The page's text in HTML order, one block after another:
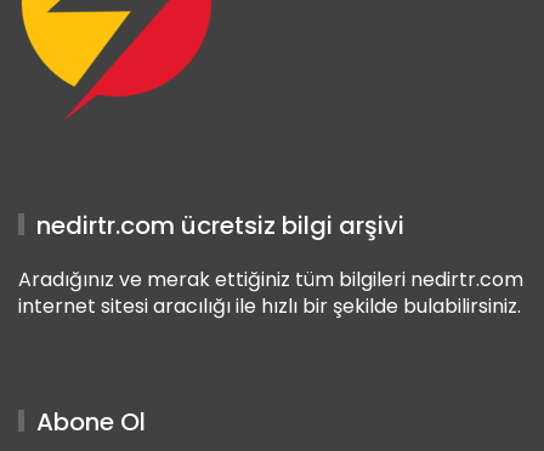
nedirtr.com ücretsiz bilgi arşivi
Aradığınız ve merak ettiğiniz tüm bilgileri nedirtr.com
internet sitesi aracılığı ile hızlı bir şekilde bulabilirsiniz.
Abone Ol